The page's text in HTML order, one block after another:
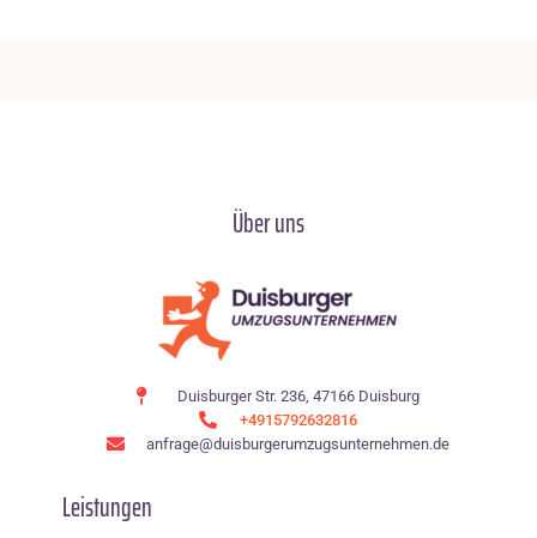
Über uns
Duisburger Str. 236, 47166 Duisburg
+4915792632816
anfrage@duisburgerumzugsunternehmen.de
Leistungen